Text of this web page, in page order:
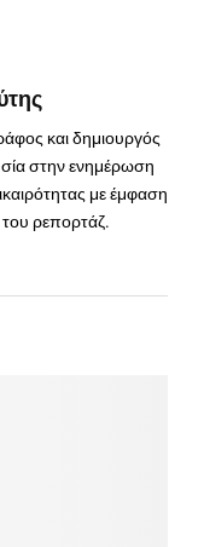
και δημιουργός
στην ενημέρωση
με έμφαση
του ρεπορτάζ.